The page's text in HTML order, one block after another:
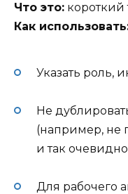
Что это: короткий
Как
Указать роль,
Не
(например, не
и так
Для рабочего